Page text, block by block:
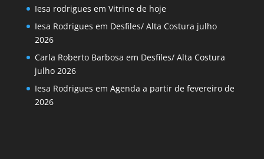
Iesa rodrigues em Vitrine de hoje
Iesa Rodrigues em Desfiles/ Alta Costura julho
2026
Carla Roberto Barbosa em Desfiles/ Alta Costura
julho 2026
Iesa Rodrigues em Agenda a partir de fevereiro de
2026